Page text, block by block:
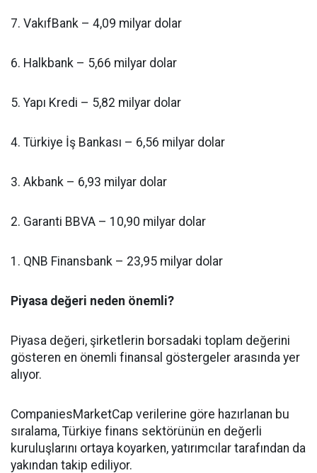
7. VakıfBank – 4,09 milyar dolar
6. Halkbank – 5,66 milyar dolar
5. Yapı Kredi – 5,82 milyar dolar
4. Türkiye İş Bankası – 6,56 milyar dolar
3. Akbank – 6,93 milyar dolar
2. Garanti BBVA – 10,90 milyar dolar
1. QNB Finansbank – 23,95 milyar dolar
Piyasa değeri neden önemli?
Piyasa değeri, şirketlerin borsadaki toplam değerini
gösteren en önemli finansal göstergeler arasında yer
alıyor.
CompaniesMarketCap verilerine göre hazırlanan bu
sıralama, Türkiye finans sektörünün en değerli
kuruluşlarını ortaya koyarken, yatırımcılar tarafından da
yakından takip ediliyor.